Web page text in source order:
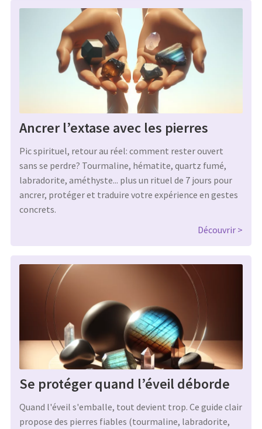
Ancrer l’extase avec les pierres
Pic spirituel, retour au réel: comment rester ouvert
sans se perdre? Tourmaline, hématite, quartz fumé,
labradorite, améthyste... plus un rituel de 7 jours pour
ancrer, protéger et traduire votre expérience en gestes
concrets.
Découvrir
Se protéger quand l’éveil déborde
Quand l'éveil s'emballe, tout devient trop. Ce guide clair
propose des pierres fiables (tourmaline, labradorite,